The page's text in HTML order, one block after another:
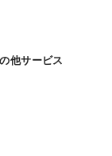
他サービス